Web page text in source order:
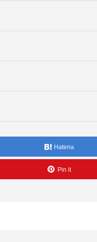
Hatena
Pin it